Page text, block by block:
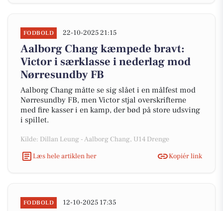
FODBOLD 22-10-2025 21:15
Aalborg Chang kæmpede bravt:
Victor i særklasse i nederlag mod
Nørresundby FB
Aalborg Chang måtte se sig slået i en målfest mod
Nørresundby FB, men Victor stjal overskrifterne
med fire kasser i en kamp, der bød på store udsving
i spillet.
Kilde: Dillan Leung - Aalborg Chang, U14 Drenge
Læs hele artiklen her
Kopiér link
FODBOLD 12-10-2025 17:35